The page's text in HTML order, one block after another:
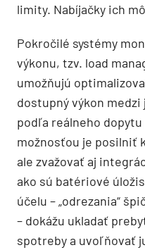
limity. Nabíjačky ich
Pokročilé systémy
výkonu, tzv. load
umožňujú
dostupný výkon
podľa reálneho dopytu
možnosťou je posilniť
ale zvažovať aj
ako sú batériové
účelu – „odrezania“
– dokážu ukladať
spotreby a uvoľňovať